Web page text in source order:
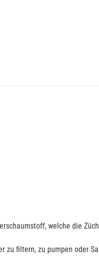
welche die
zu filtern, zu pumpen oder